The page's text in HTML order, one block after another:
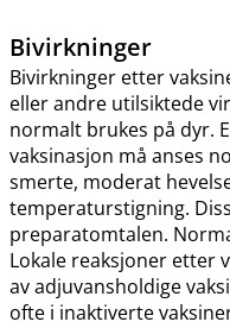
Bivirkninger
Bivirkninger etter
eller andre utilsiktede
normalt brukes på dyr.
vaksinasjon må anses
smerte, moderat
temperaturstigning.
preparatomtalen.
Lokale reaksjoner etter
av adjuvansholdige
ofte i inaktiverte